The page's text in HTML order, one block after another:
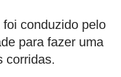
conduzido pelo
para fazer uma
corridas.